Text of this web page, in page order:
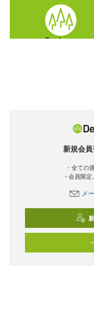
新規会
・全ての
・会員限
メ